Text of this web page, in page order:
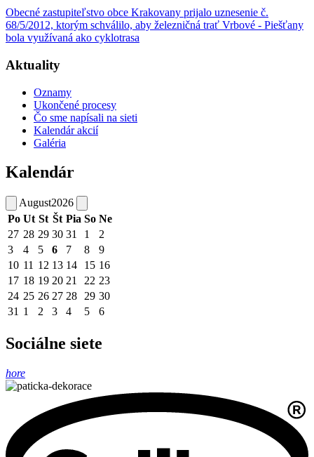
Obecné zastupiteľstvo obce Krakovany prijalo uznesenie č.
68/5/2012, ktorým schválilo, aby železničná trať Vrbové - Piešťany
bola využívaná ako cyklotrasa
Aktuality
Oznamy
Ukončené procesy
Čo sme napísali na sieti
Kalendár akcií
Galéria
Kalendár
August2026
Po Ut St Št Pia So Ne
27 28 29 30 31 1
2
3
4 5 6 7 8
9
10 11 12 13 14 15 16
17 18 19 20 21 22 23
24 25 26 27 28 29 30
31 1 2 3 4 5 6
Sociálne siete
hore